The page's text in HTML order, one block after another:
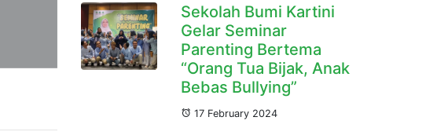
Sekolah Bumi Kartini
Gelar Seminar
Parenting Bertema
“Orang Tua Bijak, Anak
Bebas Bullying”
17 February 2024